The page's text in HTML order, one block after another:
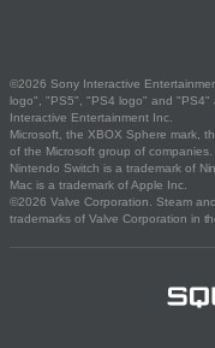
©2026 Sony Interactive
logo", "PS5", "PS4 logo" and "PS4"
Interactive Entertainment Inc.
Microsoft, the XBOX Sphere mark,
of the Microsoft group of companies.
Nintendo Switch is a trademark of
Mac is a trademark of Apple Inc.
©2026 Valve Corporation. Steam
trademarks of Valve Corporation in